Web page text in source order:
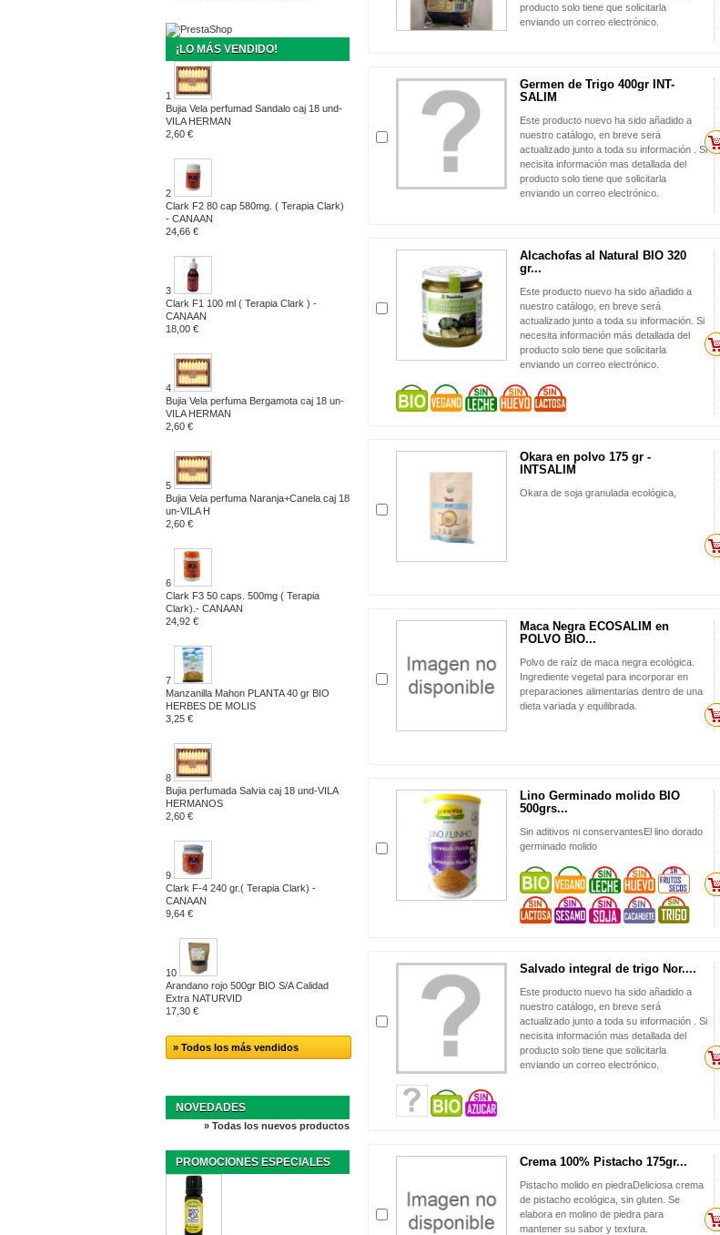
¡LO MÁS VENDIDO!
1
Bujia Vela perfumad Sandalo caj 18 und-
VILA HERMAN
2,60 €
2
Clark F2 80 cap 580mg. ( Terapia Clark)
- CANAAN
24,66 €
3
Clark F1 100 ml ( Terapia Clark ) -
CANAAN
18,00 €
4
Bujia Vela perfuma Bergamota caj 18 un-
VILA HERMAN
2,60 €
5
Bujia Vela perfuma Naranja+Canela caj 18
un-VILA H
2,60 €
6
Clark F3 50 caps. 500mg ( Terapia
Clark).- CANAAN
24,92 €
7
Manzanilla Mahon PLANTA 40 gr BIO
HERBES DE MOLIS
3,25 €
8
Bujia perfumada Salvia caj 18 und-VILA
HERMANOS
2,60 €
9
Clark F-4 240 gr.( Terapia Clark) -
CANAAN
9,64 €
10
Arandano rojo 500gr BIO S/A Calidad
Extra NATURVID
17,30 €
» Todos los más vendidos
NOVEDADES
» Todas los nuevos productos
PROMOCIONES ESPECIALES
producto solo tiene que solicitarla
enviando un correo electrónico.
Germen de Trigo 400gr INT-
SALIM
Este producto nuevo ha sido añadido a
nuestro catálogo, en breve será
actualizado junto a toda su información . Si
necisita información mas detallada del
producto solo tiene que solicitarla
enviando un correo electrónico.
Alcachofas al Natural BIO 320
gr...
Este producto nuevo ha sido añadido a
nuestro catálogo, en breve será
actualizado junto a toda su información. Si
necesita información más detallada del
producto solo tiene que solicitarla
enviando un correo electrónico.
Okara en polvo 175 gr -
INTSALIM
Okara de soja granulada ecológica,
Maca Negra ECOSALIM en
POLVO BIO...
Polvo de raíz de maca negra ecológica.
Ingrediente vegetal para incorporar en
preparaciones alimentarias dentro de una
dieta variada y equilibrada.
Lino Germinado molido BIO
500grs...
Sin aditivos ni conservantesEl lino dorado
germinado molido
Salvado integral de trigo Nor....
Este producto nuevo ha sido añadido a
nuestro catálogo, en breve será
actualizado junto a toda su información . Si
necisita información mas detallada del
producto solo tiene que solicitarla
enviando un correo electrónico.
Crema 100% Pistacho 175gr...
Pistacho molido en piedraDeliciosa crema
de pistacho ecológica, sin gluten. Se
elabora en molino de piedra para
mantener su sabor y textura.